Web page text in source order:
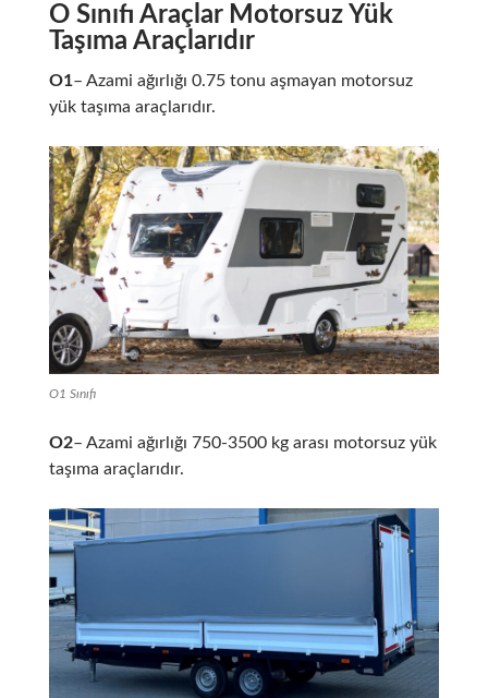
O Sınıfı Araçlar Motorsuz Yük
Taşıma Araçlarıdır
O1– Azami ağırlığı 0.75 tonu aşmayan motorsuz
yük taşıma araçlarıdır.
O1 Sınıfı
O2– Azami ağırlığı 750-3500 kg arası motorsuz yük
taşıma araçlarıdır.